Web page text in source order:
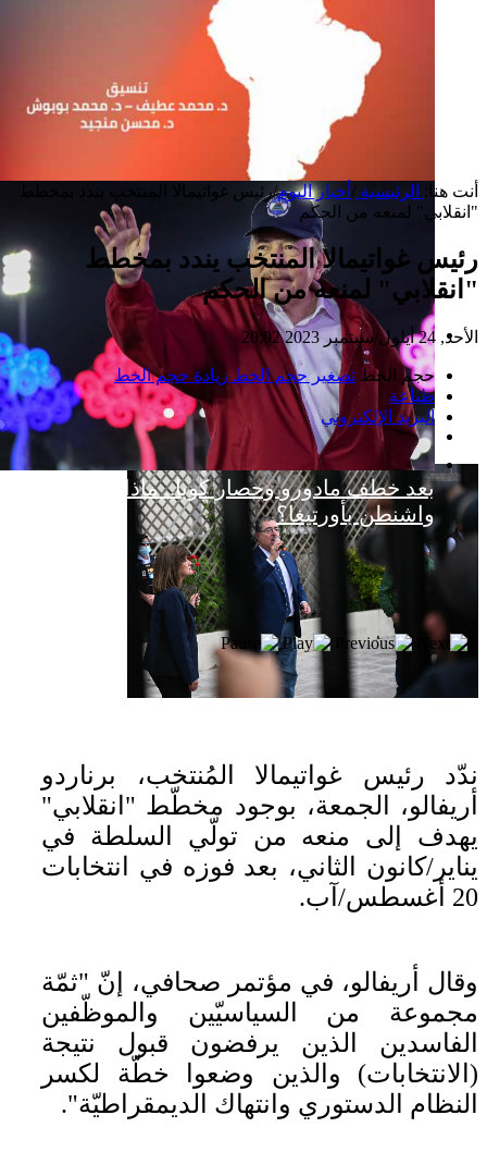
إصدار جديد
بعد خطف مادورو وحصار كوبا.. ماذا ستفعل
واشنطن بأورتيغا؟
أنت هنا: الرئيسية أخبار اليوم/رئيس غواتيمالا المنتخب يندد بمخطط
"انقلابي" لمنعه من الحكم
رئيس غواتيمالا المنتخب يندد بمخطط
"انقلابي" لمنعه من الحكم
الأحد, 24 أيلول/سبتمبر 2023 20:02
حجم الخط تصغير حجم الخط زيادة حجم الخط
طباعة
البريد الإلكتروني
ندّد رئيس غواتيمالا المُنتخب، برناردو
أريفالو، الجمعة، بوجود مخطّط "انقلابي"
يهدف إلى منعه من تولّي السلطة في
يناير/كانون الثاني، بعد فوزه في انتخابات
20 أغسطس/آب.
وقال أريفالو، في مؤتمر صحافي، إنّ "ثمّة
مجموعة من السياسيّين والموظّفين
الفاسدين الذين يرفضون قبول نتيجة
(الانتخابات) والذين وضعوا خطّة لكسر
النظام الدستوري وانتهاك الديمقراطيّة".